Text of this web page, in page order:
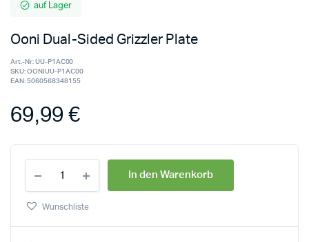
auf Lager
Ooni Dual-Sided Grizzler Plate
Art.-Nr:UU-P1AC00
SKU: OONIUU-P1AC00
EAN:5060568348155
69,99€
In den Warenkorb
Wunschliste